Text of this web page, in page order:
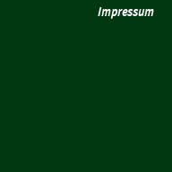
Impressum